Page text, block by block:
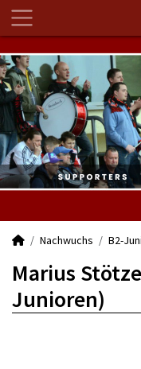
Nachwuchs B2-
Marius
Junioren)